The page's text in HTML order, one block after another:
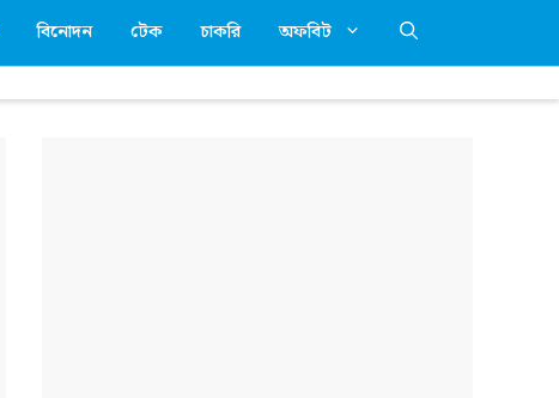
বিনোদন টেক চাকরি অফবিট